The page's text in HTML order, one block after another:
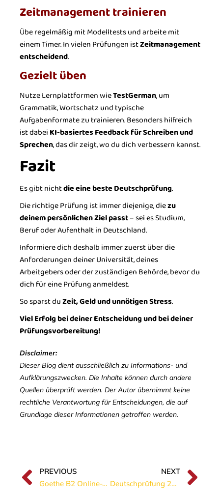
Zeitmanagement trainieren
Übe regelmäßig mit Modelltests und arbeite mit
einem Timer. In vielen Prüfungen istZeitmanagement
entscheidend.
Gezielt üben
Nutze Lernplattformen wieTestGerman, um
Grammatik, Wortschatz und typische
Aufgabenformate zu trainieren. Besonders hilfreich
ist dabei KI-basiertes Feedback für Schreiben und
Sprechen, das dir zeigt, wo du dich verbessern kannst.
Fazit
Es gibt nichtdie eine beste Deutschprüfung.
Die richtige Prüfung ist immer diejenige, diezu
deinem persönlichen Ziel passt– sei es Studium,
Beruf oder Aufenthalt in Deutschland.
Informiere dich deshalb immer zuerst über die
Anforderungen deiner Universität, deines
Arbeitgebers oder der zuständigen Behörde, bevor du
dich für eine Prüfung anmeldest.
So sparst duZeit, Geld und unnötigen Stress.
Viel Erfolg bei deiner Entscheidung und bei deiner
Prüfungsvorbereitung!
Disclaimer:
Dieser Blog dient ausschließlich zu Informations- und
Aufklärungszwecken. Die Inhalte können durch andere
Quellen überprüft werden. Der Autor übernimmt keine
rechtliche Verantwortung für Entscheidungen, die auf
Grundlage dieser Informationen getroffen werden.
PREVIOUS
Goethe B2 Online-Test: Alles, was du über die digitale Prüfung wissen musst
NEXT
Deutschprüfung 2026: Was kosten Goethe, telc, TestDaF und DTZ im Vergleich?